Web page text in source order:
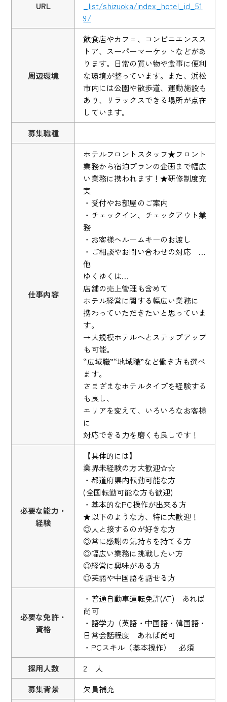
URL
_list/shizuoka/index_hotel_id_51
9/
周辺環境
飲食店やカフェ、コンビニエンスス
トア、スーパーマーケットなどがあ
ります。日常の買い物や食事に便利
な環境が整っています。また、浜松
市内には公園や散歩道、運動施設も
あり、リラックスできる場所が点在
しています。
募集職種
仕事内容
ホテルフロントスタッフ★フロント
業務から宿泊プランの企画まで幅広
い業務に携われます！★研修制度充
実
・受付やお部屋のご案内
・チェックイン、チェックアウト業
務
・お客様へルームキーのお渡し
・ご相談やお問い合わせの対応 …
他
ゆくゆくは…
店舗の売上管理も含めて
ホテル経営に関する幅広い業務に
携わっていただきたいと思っていま
す。
→大規模ホテルへとステップアップ
も可能。
“広域職”“地域職”など働き方も選べ
ます。
さまざまなホテルタイプを経験する
も良し、
エリアを変えて、いろいろなお客様
に
対応できる力を磨くも良しです！
必要な能力・
経験
【具体的には】
業界未経験の方大歓迎☆☆
・都道府県内転勤可能な方
(全国転勤可能な方も歓迎)
・基本的なPC操作が出来る方
★以下のような方、特に大歓迎！
◎人と接するのが好きな方
◎常に感謝の気持ちを持てる方
◎幅広い業務に挑戦したい方
◎経営に興味がある方
◎英語や中国語を話せる方
必要な免許・
資格
・普通自動車運転免許(AT) あれば
尚可
・語学力（英語・中国語・韓国語・
日常会話程度 あれば尚可
・PCスキル（基本操作） 必須
採用人数
2 人
募集背景
欠員補充